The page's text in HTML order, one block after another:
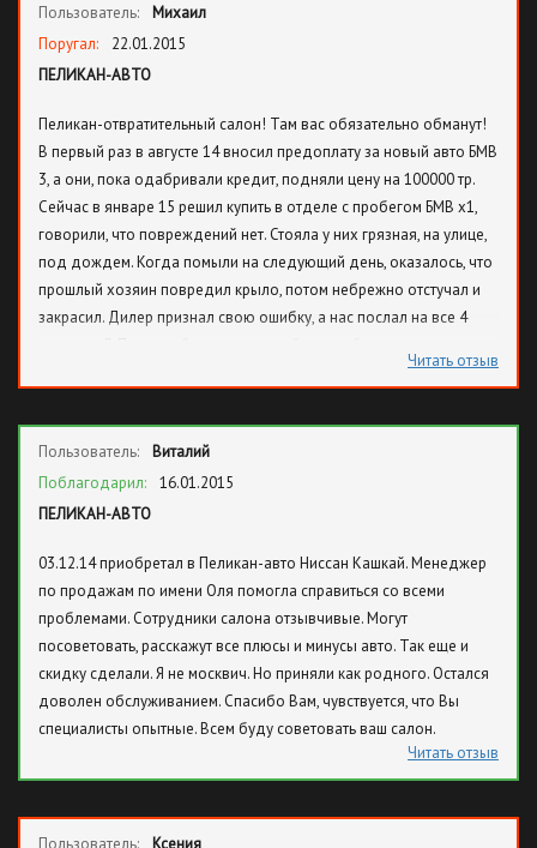
Пользователь:
Михаил
Поругал:
22.01.2015
ПЕЛИКАН-АВТО
Пеликан-отвратительный салон! Там вас обязательно обманут!
В первый раз в августе 14 вносил предоплату за новый авто БМВ
3, а они, пока одабривали кредит, подняли цену на 100000 тр.
Сейчас в январе 15 решил купить в отделе с пробегом БМВ х1,
говорили, что повреждений нет. Стояла у них грязная, на улице,
под дождем. Когда помыли на следующий день, оказалось, что
прошлый хозяин повредил крыло, потом небрежно отстучал и
закрасил. Дилер признал свою ошибку, а нас послал на все 4
Читать отзыв
Пользователь:
Виталий
Поблагодарил:
16.01.2015
ПЕЛИКАН-АВТО
03.12.14 приобретал в Пеликан-авто Ниссан Кашкай. Менеджер
по продажам по имени Оля помогла справиться со всеми
проблемами. Сотрудники салона отзывчивые. Могут
посоветовать, расскажут все плюсы и минусы авто. Так еще и
скидку сделали. Я не москвич. Но приняли как родного. Остался
доволен обслуживанием. Спасибо Вам, чувствуется, что Вы
специалисты опытные. Всем буду советовать ваш салон.
Читать отзыв
Пользователь: Ксения